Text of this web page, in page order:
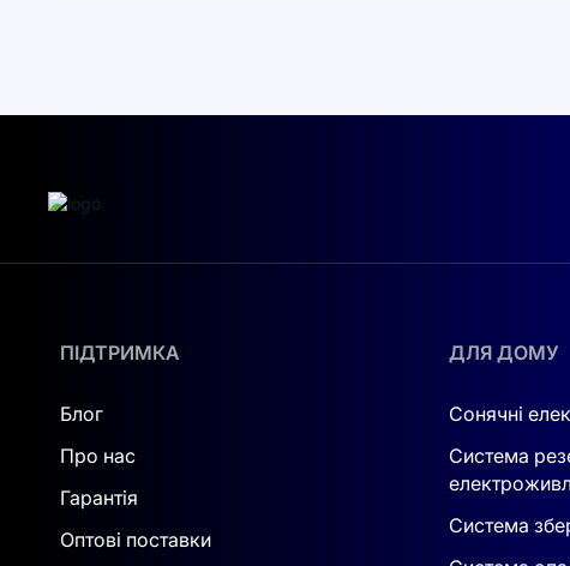
середовища, з вологістю до 95 % без
події та аварії, а також виконувати
планування виробництва.
2250 кВт потужності PCS та 4340 кВт·год
Підтримка PV-полів до 3.6 МВт з
Рідинно-охолоджувана LiFePO4 ESS із
Модульна архітектура з кластерним
ПІДТРИМКА
Блог
Про нас
Гарантія
Оптові поставки
ДЛЯ ДОМУ
Сонячні
Система
Система